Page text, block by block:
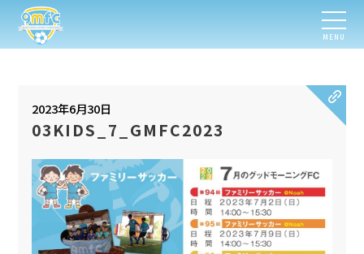
MENU
2023年6月30日
03KIDS_7_GMFC2023